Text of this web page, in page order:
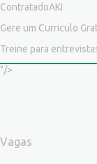
ContratadoAKI
Gere um Curriculo
Treine para
"/>
Vagas